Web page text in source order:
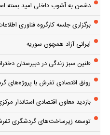
دشمن به آشوب داخلی امید بسته
برگزاری جلسه کارگروه فناوری
ایرانی آزاد همچون سوریه
طنین سبز زندگی در دبیرستان
رونق اقتصادی تفرش با پروژه‌های
بازدید معاون اقتصادی استاندار
توسعه زیرساخت‌های گردشگری تفرش